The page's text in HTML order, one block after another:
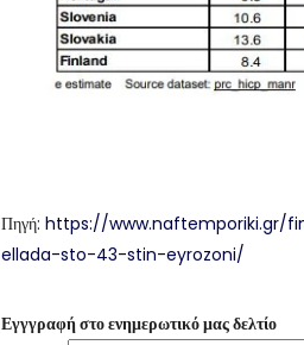
Πηγή: https://www.naftemporiki.gr/
ellada-sto-43-stin-eyrozoni/
Εγγγραφή στο ενημερωτικό μας δελτίο